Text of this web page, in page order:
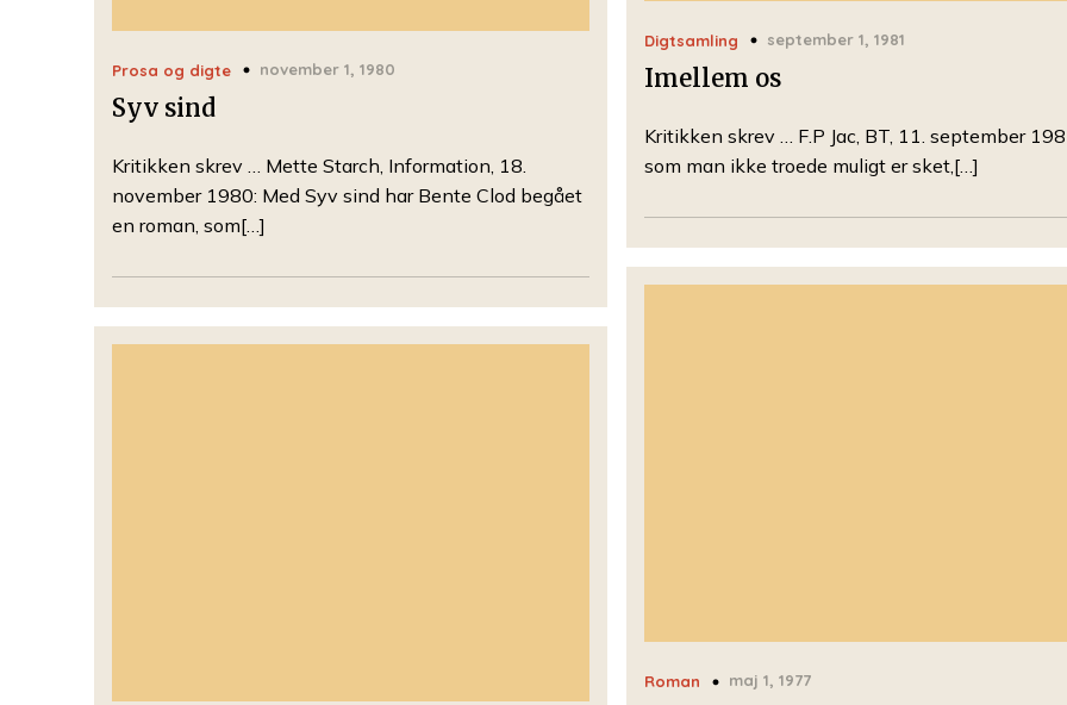
Digtsamling september 1, 1981
Imellem os
Kritikken skrev … F.P Jac, BT, 11. september
som man ikke troede muligt er sket,[…]
Prosa og digte november 1, 1980
Syv sind
Kritikken skrev … Mette Starch, Information, 18.
november 1980: Med Syv sind har Bente Clod begået
en roman, som[…]
Roman maj 1, 1977